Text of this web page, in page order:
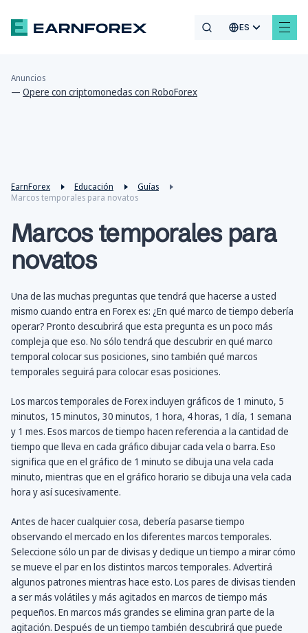
ES
Anuncios
— Opere con criptomonedas con RoboForex
EarnForex Educación
Guías
Marcos temporales para novatos
Marcos temporales para
novatos
Una de las muchas preguntas que tendrá que hacerse a usted
mismo cuando entra en Forex es: ¿En qué marco de tiempo debería
operar? Pronto descubrirá que esta pregunta es un poco más
compleja que eso. No sólo tendrá que descubrir en qué marco
temporal colocar sus posiciones, sino también qué marcos
temporales seguirá para colocar esas posiciones.
Los marcos temporales de Forex incluyen gráficos de 1 minuto, 5
minutos, 15 minutos, 30 minutos, 1 hora, 4 horas, 1 día, 1 semana
y 1 mes. Esos marcos de tiempo hacen referencia a la cantidad de
tiempo que lleva en cada gráfico dibujar cada vela o barra. Eso
significa que en el gráfico de 1 minuto se dibuja una vela cada
minuto, mientras que en el gráfico horario se dibuja una vela cada
hora y así sucesivamente.
Antes de hacer cualquier cosa, debería pasarse tiempo
observando el mercado en los diferentes marcos temporales.
Seleccione sólo un par de divisas y dedique un tiempo a mirar cómo
se mueve el par en los distintos marcos temporales. Advertirá
algunos patrones mientras hace esto. Los pares de divisas tienden
a ser más volátiles y más agitados en marcos de tiempo más
pequeños. En marcos más grandes se elimina gran parte de la
agitación. Después de un tiempo también descubrirá que puede